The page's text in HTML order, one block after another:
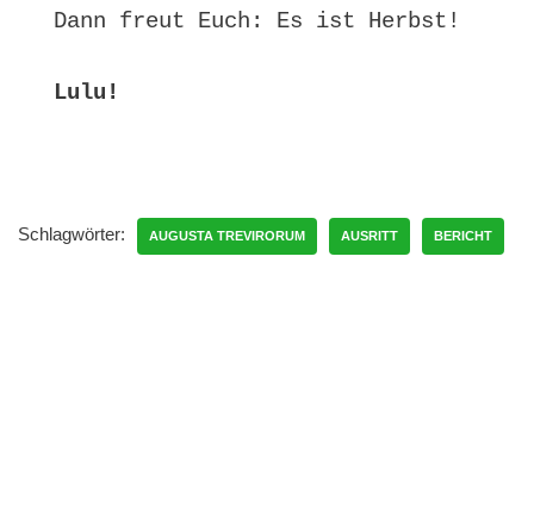
Dann freut Euch: Es ist Herbst!
Lulu!
Schlagwörter: AUGUSTA TREVIRORUM AUSRITT BERICHT